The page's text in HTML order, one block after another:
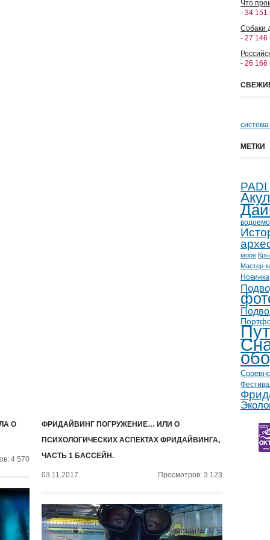
О
4 570
ФРИДАЙВИНГ ПОГРУЖЕНИЕ… ИЛИ О
ПСИХОЛОГИЧЕСКИХ АСПЕКТАХ ФРИДАЙВИНГА,
ЧАСТЬ 1 БАССЕЙН.
03.11.2017 Просмотров: 3 123
Что
- 34 151
Собаки
- 27 146
- 26 166
МЕТКИ
море
Мастер-
Новинка